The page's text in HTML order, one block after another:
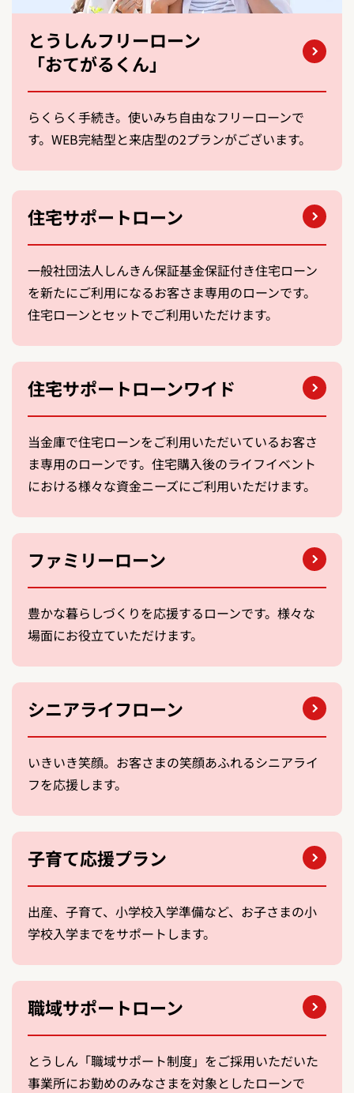
とうしんフリーローン
「おてがるくん」
らくらく手続き。使いみち自由なフリーローンで
す。WEB完結型と来店型の2プランがございます。
住宅サポートローン
一般社団法人しんきん保証基金保証付き住宅ローン
を新たにご利用になるお客さま専用のローンです。
住宅ローンとセットでご利用いただけます。
住宅サポートローンワイド
当金庫で住宅ローンをご利用いただいているお客さ
ま専用のローンです。住宅購入後のライフイベント
における様々な資金ニーズにご利用いただけます。
ファミリーローン
豊かな暮らしづくりを応援するローンです。様々な
場面にお役立ていただけます。
シニアライフローン
いきいき笑顔。お客さまの笑顔あふれるシニアライ
フを応援します。
子育て応援プラン
出産、子育て、小学校入学準備など、お子さまの小
学校入学までをサポートします。
職域サポートローン
とうしん「職域サポート制度」をご採用いただいた
事業所にお勤めのみなさまを対象としたローンで